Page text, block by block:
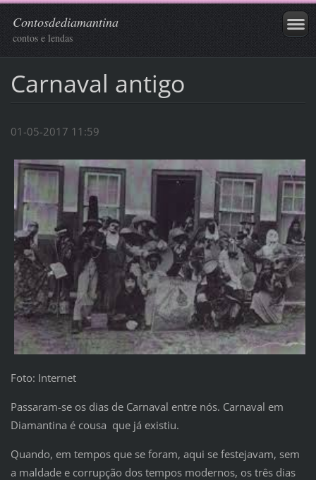
Contosdediamantina
contos e lendas
Carnaval antigo
01-05-2017 11:59
Foto: Internet
Passaram-se os dias de Carnaval entre nós. Carnaval em
Diamantina é cousa que já existiu.
Quando, em tempos que se foram, aqui se festejavam, sem
a maldade e corrupção dos tempos modernos, os três dias